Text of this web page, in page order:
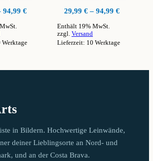
94,99 €Preisspanne:29,99 € – 94,99 €
Enthält 19% MwSt.
zzgl. Versand
Lieferzeit: 10 Werktage
können
der
Produktseite
in Bildern. Hochwertige Leinwände,
deiner Lieblingsorte an Nord- und
und an der Costa Brava.